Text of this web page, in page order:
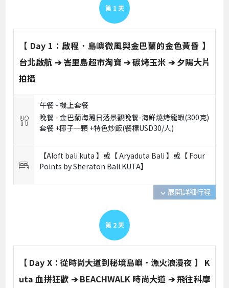
第 1 天
【 Day 1：啟程．島嶼微風與金巴蘭的金色黃昏 】
台北啟航 ➔ 峇里島超市淘寶 ➔ 碳烤玉米 ➔ 夕陽大片
拍攝
午餐 -機上套餐
晚餐 -金巴蘭海灘日落景觀晚餐-海鮮燒烤龍蝦(300克)
套餐 +椰子一顆 +特色炒飯(餐標USD30/人)
【Aloft bali kuta 】或【 Aryaduta Bali 】或【 Four
Points by Sheraton Bali KUTA】
expand_more 展開詳細行程
第 2 天
【 Day X：從時尚大道到秘境島嶼．漁火浪漫夜 】 K
uta 血拼狂歡 ➔ BEACHWALK 時尚大道 ➔ 飛往科摩